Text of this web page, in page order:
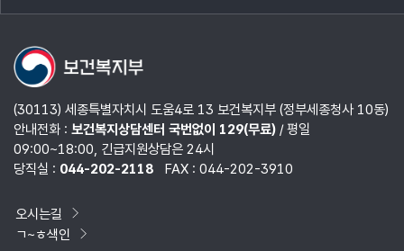
열기
(30113) 세종특별자치시 도움4로 13 보건복지부 (정부세종청사 10동)
안내전화 : 보건복지상담센터 국번없이 129(무료)/ 평일
09:00~18:00, 긴급지원상담은 24시
당직실 : 044-202-2118 FAX : 044-202-3910
오시는길
ㄱ~ㅎ색인